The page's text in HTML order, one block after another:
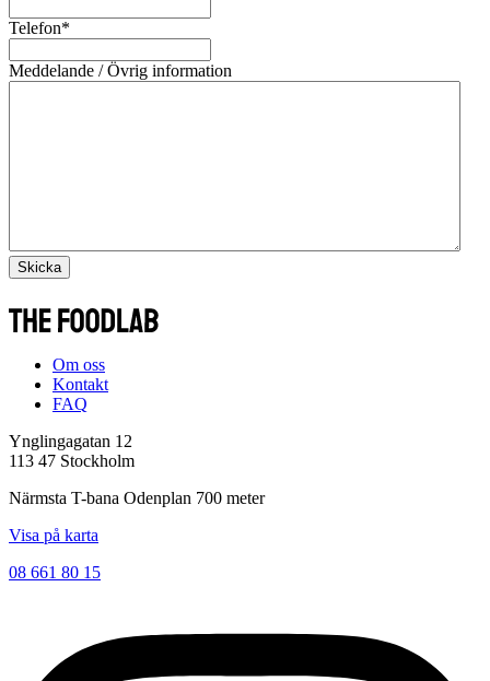
Telefon*
Meddelande / Övrig information
Skicka
Om oss
Kontakt
FAQ
Ynglingagatan 12
113 47 Stockholm
Närmsta T-bana Odenplan 700 meter
Visa på karta
08 661 80 15